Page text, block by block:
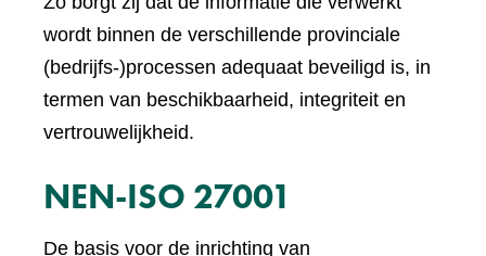
wordt binnen de verschillende provinciale
(bedrijfs-)processen adequaat beveiligd is, in
termen van beschikbaarheid, integriteit en
vertrouwelijkheid.
NEN-ISO 27001
De basis voor de inrichting van